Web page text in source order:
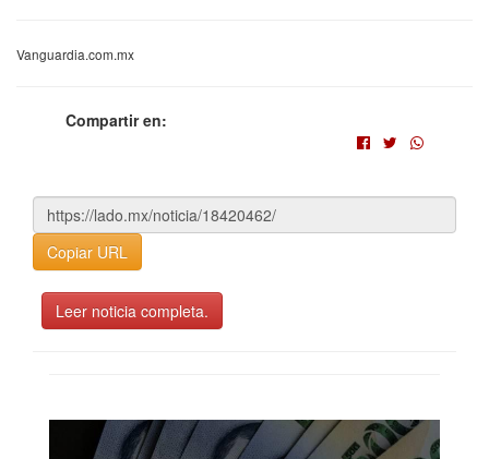
Vanguardia.com.mx
Compartir en:
Copiar URL
Leer noticia completa.